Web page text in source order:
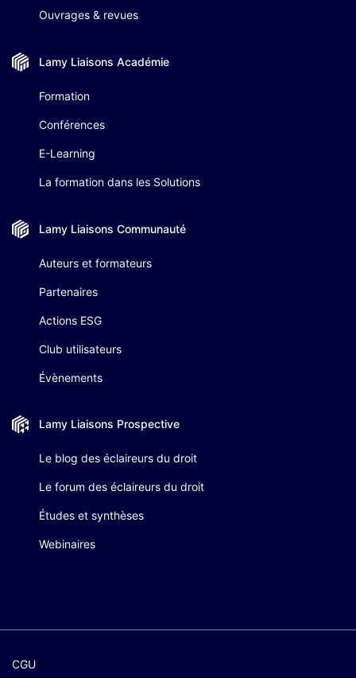
Ouvrages & revues
Lamy Liaisons Académie
Formation
Conférences
E-Learning
La formation dans les Solutions
Lamy Liaisons Communauté
Auteurs et formateurs
Partenaires
Actions ESG
Club utilisateurs
Évènements
Lamy Liaisons Prospective
Le blog des éclaireurs du droit
Le forum des éclaireurs du droit
Études et synthèses
Webinaires
CGU